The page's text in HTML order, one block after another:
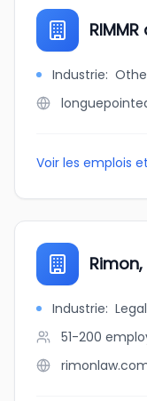
Industrie:
Voir les emplois
Rimon,
Industrie:
51-200